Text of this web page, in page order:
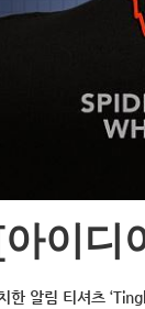
이디
한 알림 티셔츠